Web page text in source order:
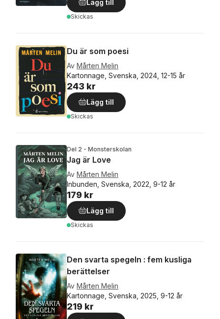
Lägg till
Skickas
Du är som poesi
Av Mårten Melin
Kartonnage, Svenska, 2024, 12-15 år
243 kr
Lägg till
Skickas
Del 2 - Monsterskolan
Jag är Love
Av Mårten Melin
Inbunden, Svenska, 2022, 9-12 år
179 kr
Lägg till
Skickas
Den svarta spegeln : fem kusliga
berättelser
Av Mårten Melin
Kartonnage, Svenska, 2025, 9-12 år
219 kr